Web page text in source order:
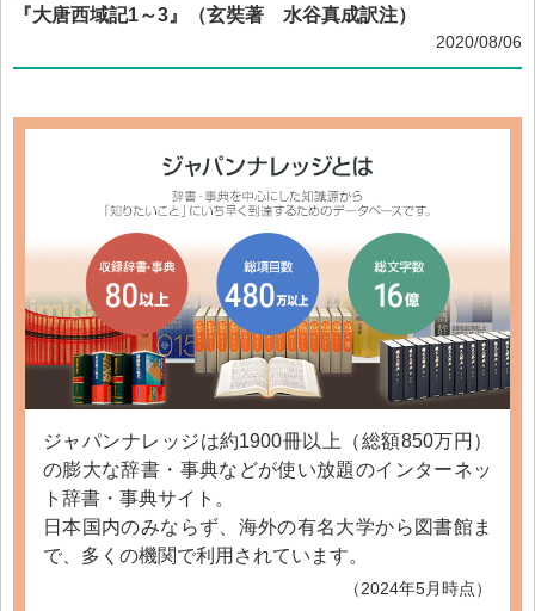
『大唐西域記1～3』（玄奘著 水谷真成訳注）
2020/08/06
ジャパンナレッジは約1900冊以上（総額850万円）
の膨大な辞書・事典などが使い放題のインターネッ
ト辞書・事典サイト。
日本国内のみならず、海外の有名大学から図書館ま
で、多くの機関で利用されています。
（2024年5月時点）